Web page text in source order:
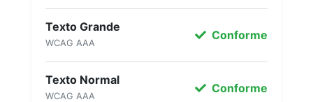
Texto Grande
WCAG AAA
Conforme
Texto Normal
WCAG AAA
Conforme